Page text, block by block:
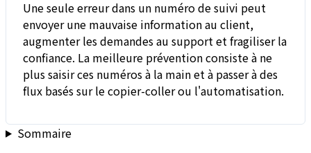
Une seule erreur dans un numéro de suivi peut
envoyer une mauvaise information au client,
augmenter les demandes au support et fragiliser la
confiance. La meilleure prévention consiste à ne
plus saisir ces numéros à la main et à passer à des
flux basés sur le copier-coller ou l'automatisation.
Sommaire